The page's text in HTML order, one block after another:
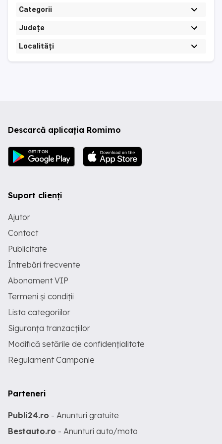
Categorii
Județe
Localități
Descarcă aplicația Romimo
Suport clienți
Ajutor
Contact
Publicitate
Întrebări frecvente
Abonament VIP
Termeni și condiții
Lista categoriilor
Siguranța tranzacțiilor
Modifică setările de confidențialitate
Regulament Campanie
Parteneri
Publi24.ro - Anunturi gratuite
Bestauto.ro - Anunturi auto/moto